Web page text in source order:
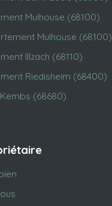
Mulhouse (68100)
Mulhouse (68100)
Illzach (68110)
Riedisheim (68400)
(68680)